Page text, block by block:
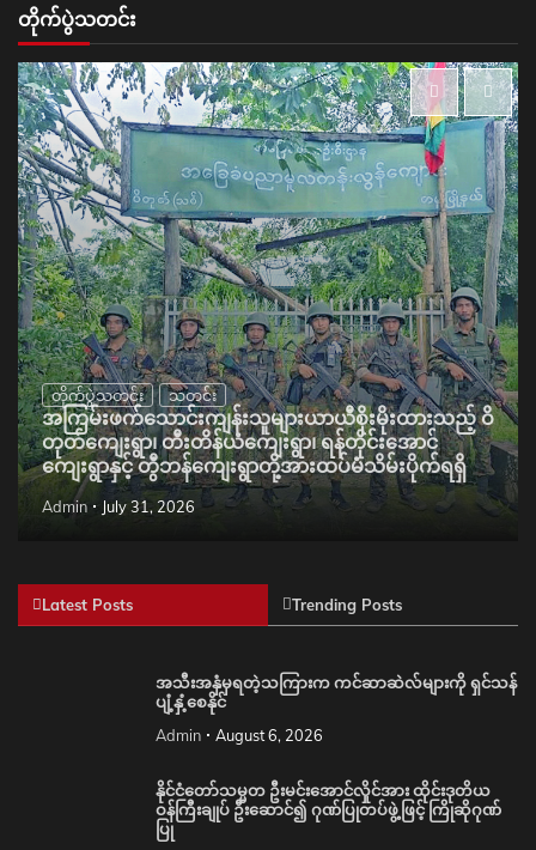
တိုက်ပွဲသတင်း
တိုက်ပွဲသတင်း သတင်း
အကြမ်းဖက်သောင်းကျန်းသူများယာယီစိုးမိုးထားသည့် ဝိ
တုတ်ကျေးရွာ၊ တီးတိန်ယံကျေးရွာ၊ ရန်တိုင်းအောင်
ကျေးရွာနှင့် တွီဘန်ကျေးရွာတို့အားထပ်မံသိမ်းပိုက်ရရှိ
Admin July 31, 2026
Latest Posts Trending Posts
အသီးအနှံမှရတဲ့သကြားက ကင်ဆာဆဲလ်များကို ရှင်သန်
ပျံ့နှံ့စေနိုင်
Admin August 6, 2026
နိုင်ငံတော်သမ္မတ ဦးမင်းအောင်လှိုင်အား ထိုင်းဒုတိယ
ဝန်ကြီးချုပ် ဦးဆောင်၍ ဂုဏ်ပြုတပ်ဖွဲ့ဖြင့် ကြိုဆိုဂုဏ်
ပြု